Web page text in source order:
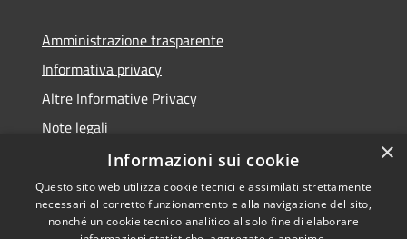
Amministrazione trasparente
Informativa privacy
Altre Informative Privacy
Note legali
Dichiarazione di accessibilità
×
Informazioni sui cookie
Questo sito web utilizza cookie tecnici e assimilati strettamente
necessari al corretto funzionamento e alla navigazione del sito,
nonché un cookie tecnico analitico al solo fine di elaborare